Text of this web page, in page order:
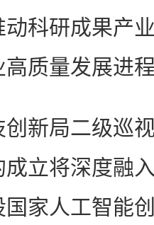
动科研成果产
质量发展进
局二级巡视
立将深度融
家人工智能